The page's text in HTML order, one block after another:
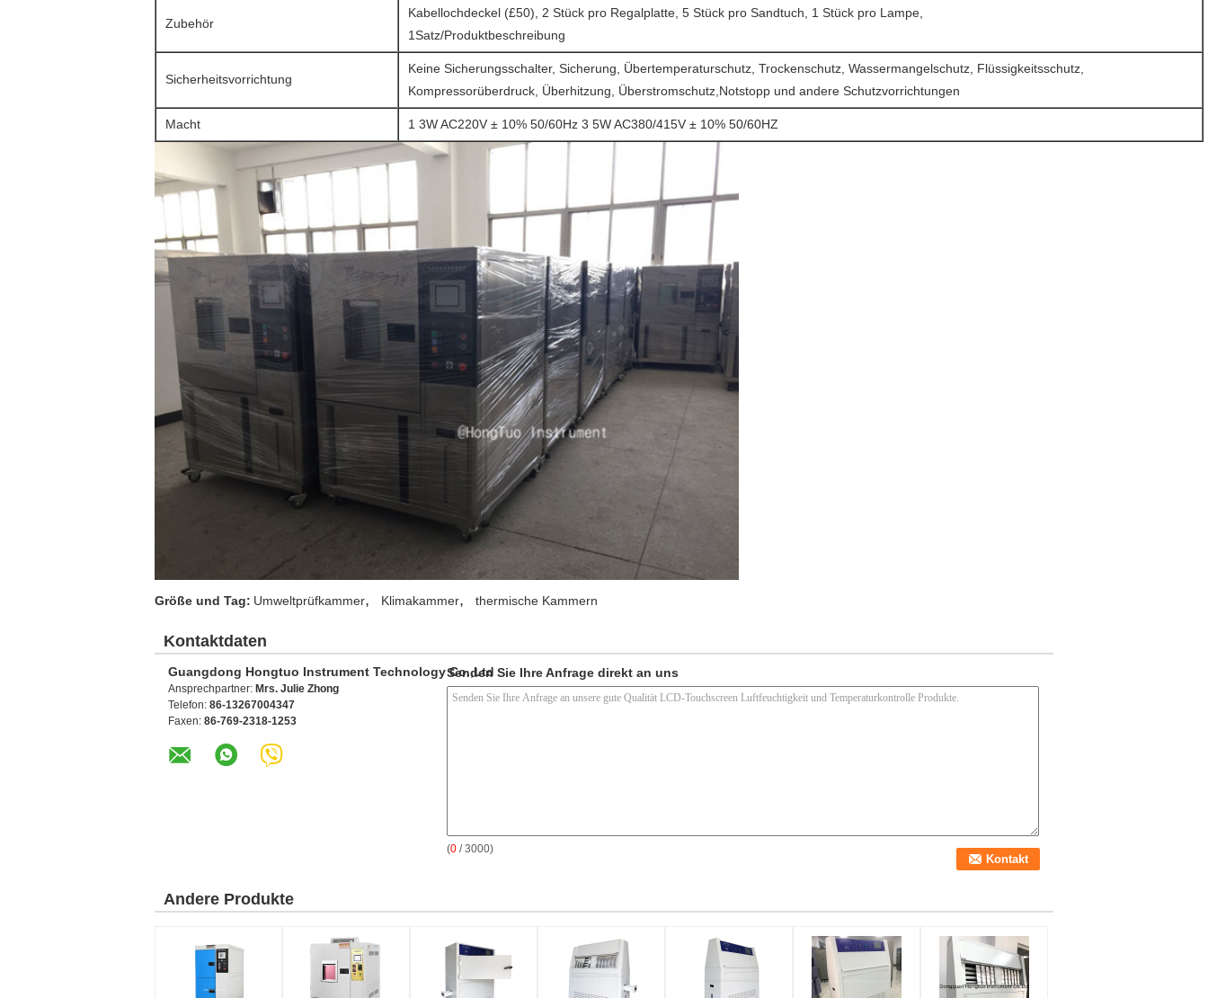
Zubehör
Kabellochdeckel (£50), 2 Stück pro Regalplatte, 5 Stück pro Sandtuch, 1 Stück pro Lampe,
1Satz/Produktbeschreibung
Sicherheitsvorrichtung
Keine Sicherungsschalter, Sicherung, Übertemperaturschutz, Trockenschutz, Wassermangelschutz, Flüssigkeitsschutz,
Kompressorüberdruck, Überhitzung, Überstromschutz,Notstopp und andere Schutzvorrichtungen
Macht 1 3W AC220V ± 10% 50/60Hz 3 5W AC380/415V ± 10% 50/60HZ
Größe und Tag: Umweltprüfkammer, Klimakammer, thermische Kammern
Kontaktdaten
Guangdong Hongtuo Instrument Technology Co.,Ltd
Ansprechpartner: Mrs. Julie Zhong
Telefon: 86-13267004347
Faxen: 86-769-2318-1253
Senden Sie Ihre Anfrage direkt an uns
(0 / 3000)
Andere Produkte